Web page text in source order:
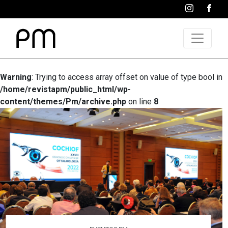
Warning: Trying to access array offset on value of type bool in
/home/revistapm/public_html/wp-
content/themes/Pm/archive.php on line 8